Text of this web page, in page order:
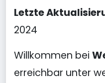
Letzte
2024
Willkommen bei
erreichbar unter